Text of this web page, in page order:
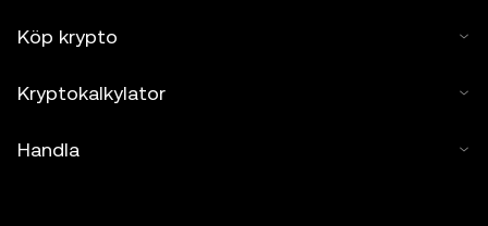
Köp krypto
Kryptokalkylator
Handla